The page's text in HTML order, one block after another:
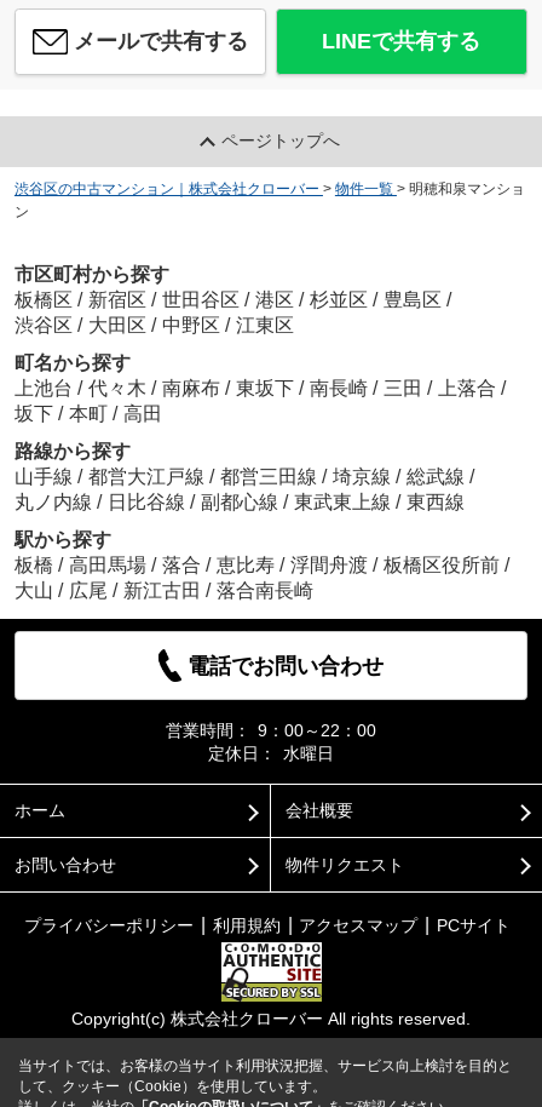
メールで共有する LINEで共有する
ページトップへ
渋谷区の中古マンション｜株式会社クローバー > 物件一覧 > 明穂和泉マンショ
ン
市区町村から探す
板橋区 / 新宿区 / 世田谷区 / 港区 / 杉並区 / 豊島区 /
渋谷区 / 大田区 / 中野区 / 江東区
町名から探す
上池台 / 代々木 / 南麻布 / 東坂下 / 南長崎 / 三田 / 上落合 /
坂下 / 本町 / 高田
路線から探す
山手線 / 都営大江戸線 / 都営三田線 / 埼京線 / 総武線 /
丸ノ内線 / 日比谷線 / 副都心線 / 東武東上線 / 東西線
駅から探す
板橋 / 高田馬場 / 落合 / 恵比寿 / 浮間舟渡 / 板橋区役所前 /
大山 / 広尾 / 新江古田 / 落合南長崎
電話でお問い合わせ
営業時間：
9：00～22：00
定休日：
水曜日
ホーム 会社概要
お問い合わせ 物件リクエスト
プライバシーポリシー 利用規約 アクセスマップ PCサイト
Copyright(c) 株式会社クローバー All rights reserved.
当サイトでは、お客様の当サイト利用状況把握、サービス向上検討を目的と
して、クッキー（Cookie）を使用しています。